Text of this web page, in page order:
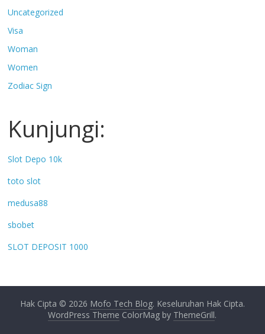
Uncategorized
Visa
Woman
Women
Zodiac Sign
Kunjungi:
Slot Depo 10k
toto slot
medusa88
sbobet
SLOT DEPOSIT 1000
Hak Cipta © 2026 Mofo Tech Blog. Keseluruhan Hak Cipta.
WordPress Theme ColorMag by ThemeGrill.